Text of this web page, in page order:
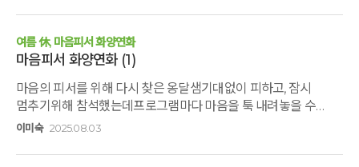
별밤,tv없는공간,스파정보, 예쁜들꽅들.던져져놓인 꽃이 이쁜줄
미쳐몰랐어요 사랑합니다.동서가 고맙대요 ㅎ...
여름 休, 마음피서 화양연화
마음피서 화양연화 (1)
마음의 피서를 위해 다시 찾은 옹달샘기대없이 피하고, 잠시
멈추기위해 참석했는데프로그램마다 마음을 툭 내려놓을 수
있게해주셔서버리므로 충전이 되는 경험하는
감사했습니다화를버리고 화를 피우는 일상이
이미숙 2025.08.03